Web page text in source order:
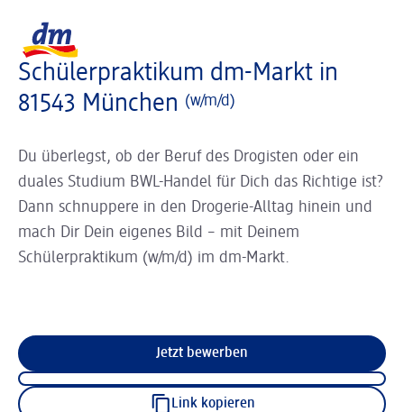
Schülerpraktikum dm-Markt in
81543 München (w/m/d)
Du überlegst, ob der Beruf des Drogisten oder ein
duales Studium BWL-Handel für Dich das Richtige ist?
Dann schnuppere in den Drogerie-Alltag hinein und
mach Dir Dein eigenes Bild – mit Deinem
Schülerpraktikum (w/m/d) im dm-Markt.
Jetzt bewerben
Link kopieren